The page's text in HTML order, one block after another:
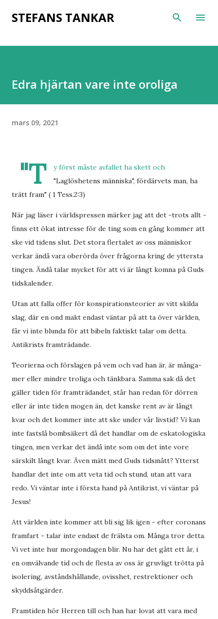
Fortsätt till huvudinnehåll
STEFANS TANKAR
Edra hjärtan vare inte oroliga
mars 09, 2021
"T
y först måste avfallet ha skett och
"Laglöshetens människa", fördärvets man, ha
trätt fram" ( 1 Tess.2:3)
När jag läser i världspressen märker jag att det -trots allt -
finns ett ökat intresse för de ting som en gång kommer att
ske vid tidens slut. Det stora flertalet av oss människor
verkar ändå vara oberörda över frågorna kring de yttersta
tingen. Ändå talar mycket för att vi är långt komna på Guds
tidskalender.
Utan att falla offer för konspirationsteorier av vitt skilda
slag, där en ond makt endast väntar på att ta över världen,
får vi inte blunda för att bibeln faktiskt talar om detta.
Antikrists framträdande.
Teorierna och förslagen på vem och vad han är, är många-
mer eller mindre troliga och tänkbara. Samma sak då det
gäller tiden för framträdandet, står han redan för dörren
eller är inte tiden mogen än, det kanske rent av är långt
kvar och det kommer inte att ske under vår livstid? Vi kan
inte fastslå bombsäkert då det handlar om de eskatologiska
tingen, men verkar det ändå inte som om det inte vore
särskilt långt kvar. Även mätt med Guds tidsmått? Ytterst
handlar det inte om att veta tid och stund, utan att vara
redo. Vi väntar inte i första hand på Antikrist, vi väntar på
Jesus!
Att världen inte kommer att bli sig lik igen - efter coronans
framfart - talar inte endast de frälsta om. Många tror detta.
Vi vet inte hur morgondagen blir. Nu har det gått ett år, i
en omvälvande tid och de flesta av oss är gruvligt trötta på
isolering, avståndshållande, ovisshet, restrektioner och
skyddsåtgärder.
Framtiden hör Herren till och han har lovat att vara med